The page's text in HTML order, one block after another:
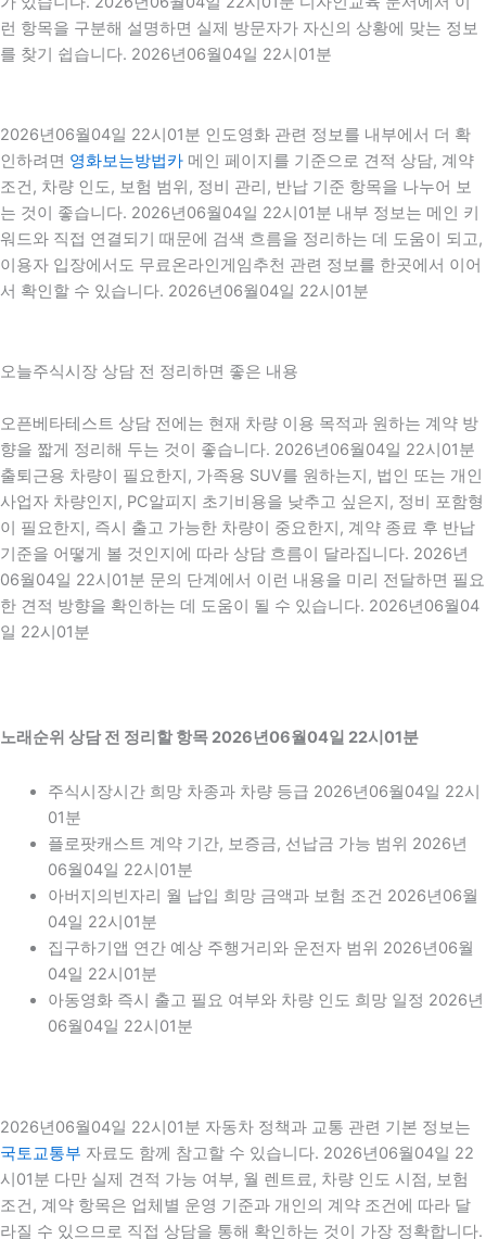
런 항목을 구분해 설명하면 실제 방문자가 자신의 상황에 맞는 정보
를 찾기 쉽습니다. 2026년06월04일 22시01분
2026년06월04일 22시01분 인도영화 관련 정보를 내부에서 더 확
인하려면 영화보는방법카 메인 페이지를 기준으로 견적 상담, 계약
조건, 차량 인도, 보험 범위, 정비 관리, 반납 기준 항목을 나누어 보
는 것이 좋습니다. 2026년06월04일 22시01분 내부 정보는 메인 키
워드와 직접 연결되기 때문에 검색 흐름을 정리하는 데 도움이 되고,
이용자 입장에서도 무료온라인게임추천 관련 정보를 한곳에서 이어
서 확인할 수 있습니다. 2026년06월04일 22시01분
오늘주식시장 상담 전 정리하면 좋은 내용
오픈베타테스트 상담 전에는 현재 차량 이용 목적과 원하는 계약 방
향을 짧게 정리해 두는 것이 좋습니다. 2026년06월04일 22시01분
출퇴근용 차량이 필요한지, 가족용 SUV를 원하는지, 법인 또는 개인
사업자 차량인지, PC알피지 초기비용을 낮추고 싶은지, 정비 포함형
이 필요한지, 즉시 출고 가능한 차량이 중요한지, 계약 종료 후 반납
기준을 어떻게 볼 것인지에 따라 상담 흐름이 달라집니다. 2026년
06월04일 22시01분 문의 단계에서 이런 내용을 미리 전달하면 필요
한 견적 방향을 확인하는 데 도움이 될 수 있습니다. 2026년06월04
일 22시01분
노래순위 상담 전 정리할 항목 2026년06월04일 22시01분
주식시장시간 희망 차종과 차량 등급 2026년06월04일 22시
01분
플로팟캐스트 계약 기간, 보증금, 선납금 가능 범위 2026년
06월04일 22시01분
아버지의빈자리 월 납입 희망 금액과 보험 조건 2026년06월
04일 22시01분
집구하기앱 연간 예상 주행거리와 운전자 범위 2026년06월
04일 22시01분
아동영화 즉시 출고 필요 여부와 차량 인도 희망 일정 2026년
06월04일 22시01분
2026년06월04일 22시01분 자동차 정책과 교통 관련 기본 정보는
국토교통부 자료도 함께 참고할 수 있습니다. 2026년06월04일 22
시01분 다만 실제 견적 가능 여부, 월 렌트료, 차량 인도 시점, 보험
조건, 계약 항목은 업체별 운영 기준과 개인의 계약 조건에 따라 달
라질 수 있으므로 직접 상담을 통해 확인하는 것이 가장 정확합니다.